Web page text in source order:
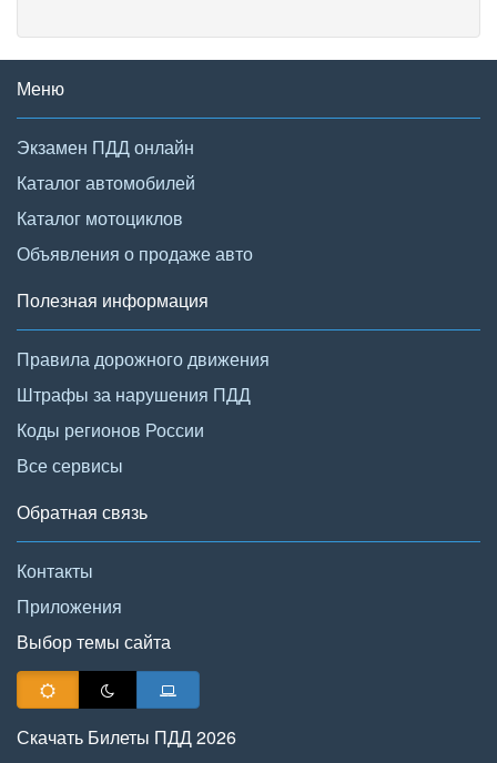
Меню
Экзамен ПДД онлайн
Каталог автомобилей
Каталог мотоциклов
Объявления о продаже авто
Полезная информация
Правила дорожного движения
Штрафы за нарушения ПДД
Коды регионов России
Все сервисы
Обратная связь
Контакты
Приложения
Выбор темы сайта
Скачать Билеты ПДД 2026